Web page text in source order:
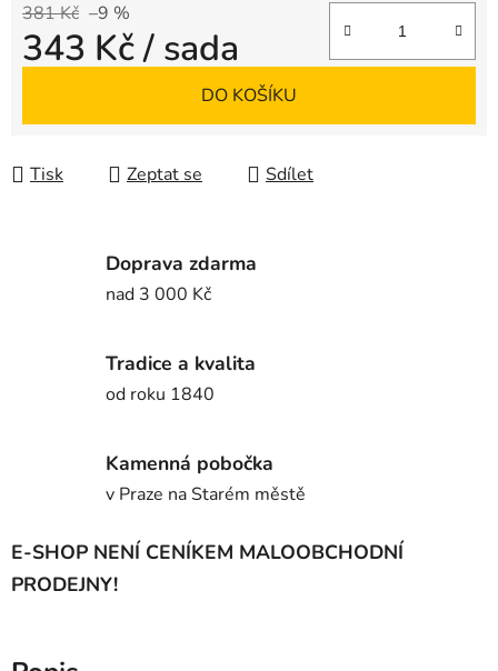
381 Kč –9 %
343 Kč/ sada
DO KOŠÍKU
Tisk Zeptat se Sdílet
Doprava zdarma
nad 3 000 Kč
Tradice a kvalita
od roku 1840
Kamenná pobočka
v Praze na Starém městě
E-SHOP NENÍ CENÍKEM MALOOBCHODNÍ
PRODEJNY!